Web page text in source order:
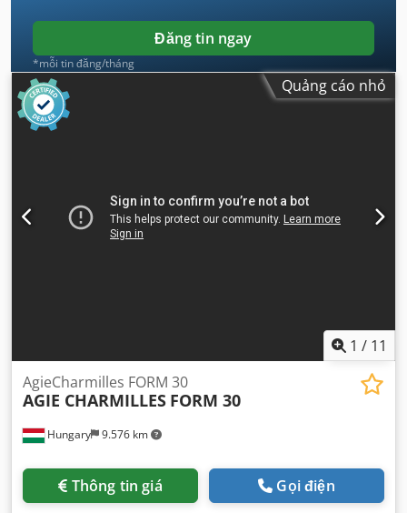
Đăng tin ngay
*mỗi tin đăng/tháng
Quảng cáo nhỏ
1 / 11
Hungary 9.576 km
AgieCharmilles FORM 30
AGIE CHARMILLES FORM 30
Thông tin giá Gọi điện